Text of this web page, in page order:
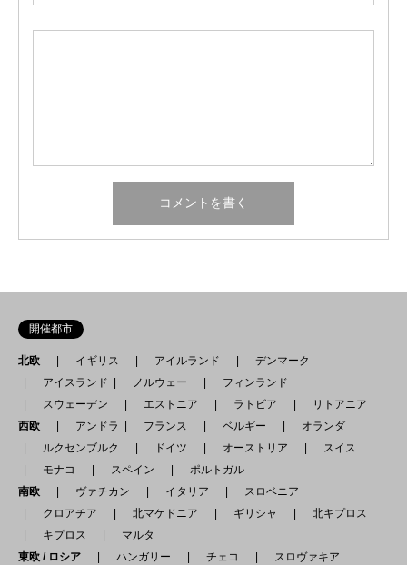
開催都市
北欧 イギリス アイルランド
デンマーク
アイスランド
ノルウェー
フィンランド
スウェーデン
エストニア ラトビア
リトアニア
西欧
アンドラ フランス ベルギー
オランダ
ルクセンブルク
ドイツ オーストリア
スイス
モナコ
スペイン
ポルトガル
南欧
ヴァチカン イタリア
スロベニア
クロアチア
北マケドニア ギリシャ
北キプロス
キプロス
マルタ
東欧 / ロシア
ハンガリー チェコ
スロヴァキア